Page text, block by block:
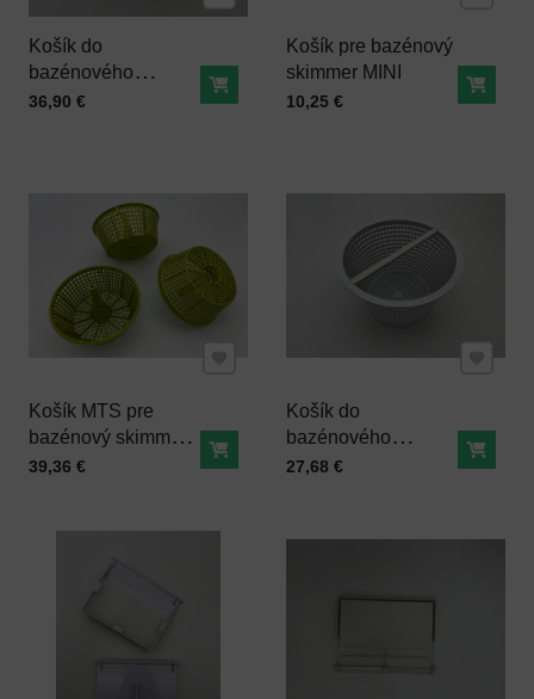
Košík do
bazénového
skimmera PRAHER
Cena s DPH
36,90 € Do košíka
Košík pre bazénový
skimmer MINI
Cena s DPH
10,25 € Do
Košík MTS pre
bazénový skimmer
V10, V20, V30, EH2
Cena s DPH
39,36 € Do košíka
Pridať k Obľúbeným
Košík do
bazénového
skimmera KRIPSOL
Cena s DPH
27,68 € Do
Pridať k